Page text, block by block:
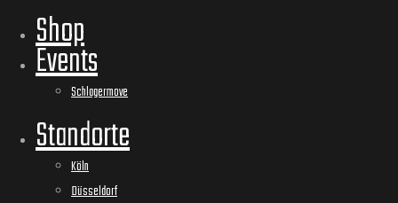
Shop
Events
Schlagermove
Standorte
Köln
Düsseldorf